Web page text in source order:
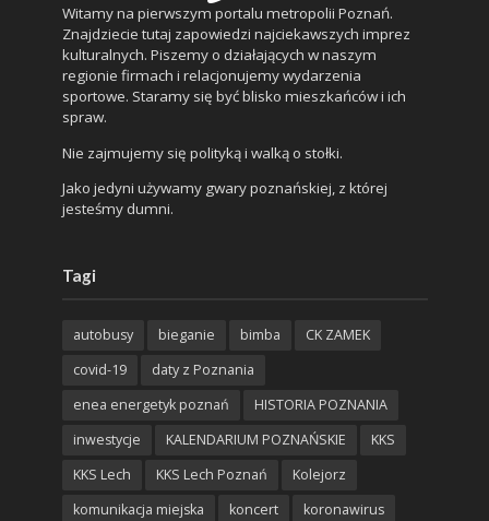
Witamy na pierwszym portalu metropolii Poznań.
Znajdziecie tutaj zapowiedzi najciekawszych imprez
kulturalnych. Piszemy o działających w naszym
regionie firmach i relacjonujemy wydarzenia
sportowe. Staramy się być blisko mieszkańców i ich
spraw.
Nie zajmujemy się polityką i walką o stołki.
Jako jedyni używamy gwary poznańskiej, z której
jesteśmy dumni.
Tagi
autobusy bieganie bimba
CK ZAMEK
covid-19
daty z Poznania
enea energetyk poznań
HISTORIA POZNANIA
inwestycje
KALENDARIUM POZNAŃSKIE
KKS
KKS Lech
KKS Lech Poznań
Kolejorz
komunikacja miejska
koncert
koronawirus